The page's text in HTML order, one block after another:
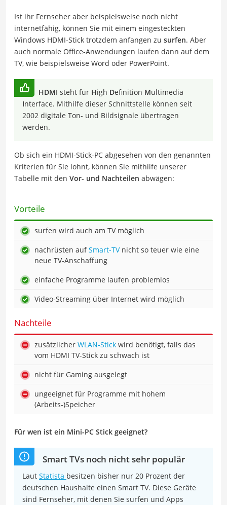
Ist ihr Fernseher aber beispielsweise noch nicht
internetfähig, können Sie mit einem eingesteckten
Windows HDMI-Stick trotzdem anfangen zu surfen. Aber
auch normale Office-Anwendungen laufen dann auf dem
TV, wie beispielsweise Word oder PowerPoint.
HDMI steht für High Definition Multimedia
Interface. Mithilfe dieser Schnittstelle können seit
2002 digitale Ton- und Bildsignale übertragen
werden.
Ob sich ein HDMI-Stick-PC abgesehen von den genannten
Kriterien für Sie lohnt, können Sie mithilfe unserer
Tabelle mit den Vor- und Nachteilen abwägen:
Vorteile
surfen wird auch am TV möglich
nachrüsten aufSmart-TVnicht so teuer wie eine
neue TV-Anschaffung
einfache Programme laufen problemlos
Video-Streaming über Internet wird möglich
Nachteile
zusätzlicher WLAN-Stick wird benötigt, falls das
vom HDMI TV-Stick zu schwach ist
nicht für Gaming ausgelegt
ungeeignet für Programme mit hohem
(Arbeits-)Speicher
Für wen ist ein Mini-PC Stick geeignet?
Smart TVs noch nicht sehr populär
Laut Statista besitzen bisher nur 20 Prozent der
deutschen Haushalte einen Smart TV. Diese Geräte
sind Fernseher, mit denen Sie surfen und Apps